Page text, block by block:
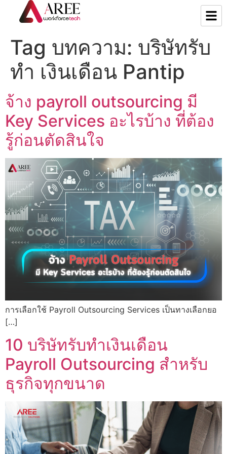
Tag บทความ: บริษัทรับ
ทํา เงินเดือน Pantip
จ้าง payroll outsourcing มี
Key Services อะไรบ้าง ที่ต้อง
รู้ก่อนตัดสินใจ
การเลือกใช้ Payroll Outsourcing Services เป็นทางเลือกยอ
[…]
10 บริษัทรับทำเงินเดือน
Payroll Outsourcing สำหรับ
ธุรกิจทุกขนาด